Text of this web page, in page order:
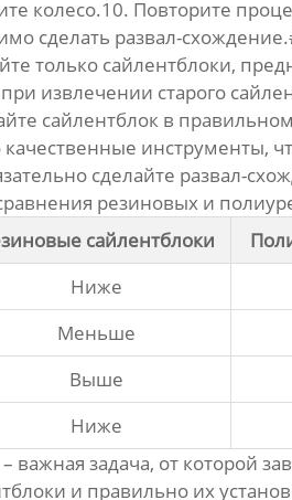
колесо.10. Повторите
сделать развал-
только сайлентблоки,
извлечении старого
сайлентблок в
сделайте развал-
резиновых и
сайлентблоки
Ниже
Меньше
Выше
Ниже
– важная задача, от которой
и правильно их